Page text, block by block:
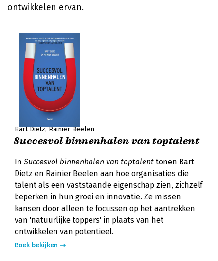
ontwikkelen ervan.
Bart Dietz Rainier Beelen
Succesvol binnenhalen van toptalent
In Succesvol binnenhalen van toptalent tonen Bart
Dietz en Rainier Beelen aan hoe organisaties die
talent als een vaststaande eigenschap zien, zichzelf
beperken in hun groei en innovatie. Ze missen
kansen door alleen te focussen op het aantrekken
van 'natuurlijke toppers' in plaats van het
ontwikkelen van potentieel.
Boek bekijken